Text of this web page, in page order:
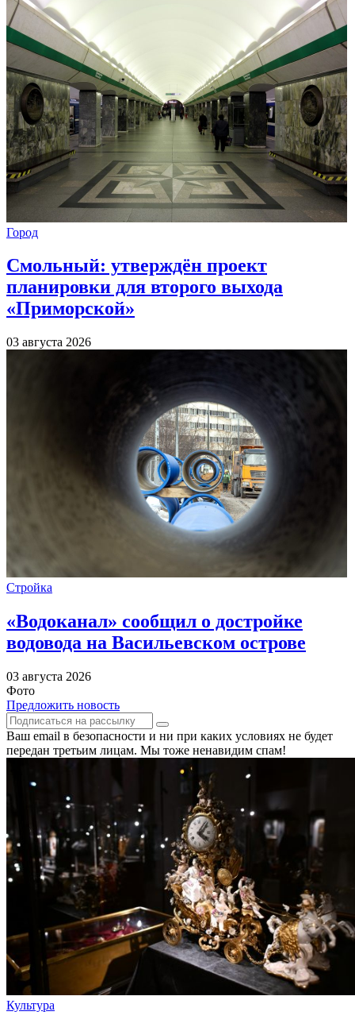
Город
Смольный: утверждён проект
планировки для второго выхода
«Приморской»
03 августа 2026
Стройка
«Водоканал» сообщил о достройке
водовода на Васильевском острове
03 августа 2026
Фото
Предложить новость
Ваш email в безопасности и ни при каких условиях не будет
передан третьим лицам. Мы тоже ненавидим спам!
Культура